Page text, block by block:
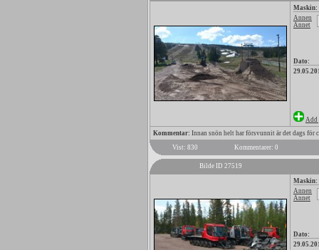
Maskin:
Annen
Annet
Dato:
Add
Kommentar: Innan snön helt har försvunnit är det dags för
Vist: 830
Kommentarer: 0
Bilde ID 27519
Maskin:
Annen
Annet
Dato: